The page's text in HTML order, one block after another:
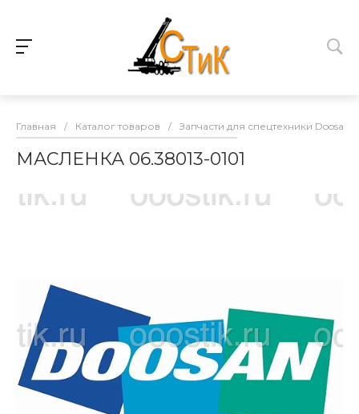
Главная / Каталог товаров / Запчасти для спецтехники Doosan
МАСЛЕНКА 06.38013-0101